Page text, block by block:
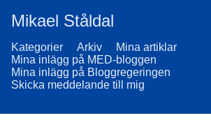
Mikael Ståldal
Kategorier Arkiv
Mina artiklar
Mina inlägg på MED-bloggen
Mina inlägg på Bloggregeringen
Skicka meddelande till mig